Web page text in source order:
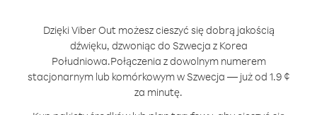
Dzięki Viber Out możesz cieszyć się dobrą jakością
dźwięku, dzwoniąc do Szwecja z Korea
Południowa.Połączenia z dowolnym numerem
stacjonarnym lub komórkowym w Szwecja — już od 1.9 ¢
za minutę.